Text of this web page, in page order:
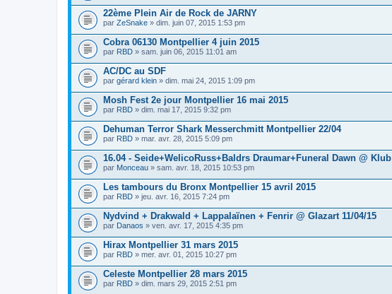
22ème Plein Air de Rock de JARNY
par ZeSnake » dim. juin 07, 2015 1:53 pm
Cobra 06130 Montpellier 4 juin 2015
par RBD » sam. juin 06, 2015 11:01 am
AC/DC au SDF
par gérard klein » dim. mai 24, 2015 1:09 pm
Mosh Fest 2e jour Montpellier 16 mai 2015
par RBD » dim. mai 17, 2015 9:32 pm
Dehuman Terror Shark Messerchmitt Montpellier 22/04
par RBD » mar. avr. 28, 2015 5:09 pm
16.04 - Seide+WelicoRuss+Baldrs Draumar+Funeral Dawn @ Klub
par Monceau » sam. avr. 18, 2015 10:53 pm
Les tambours du Bronx Montpellier 15 avril 2015
par RBD » jeu. avr. 16, 2015 7:24 pm
Nydvind + Drakwald + Lappalaïnen + Fenrir @ Glazart 11/04/15
par Danaos » ven. avr. 17, 2015 4:35 pm
Hirax Montpellier 31 mars 2015
par RBD » mer. avr. 01, 2015 10:27 pm
Celeste Montpellier 28 mars 2015
par RBD » dim. mars 29, 2015 2:51 pm